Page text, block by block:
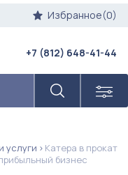
Избранное(0)
+7 (812) 648-41-44
услуги
Катера в прокат
бизнес